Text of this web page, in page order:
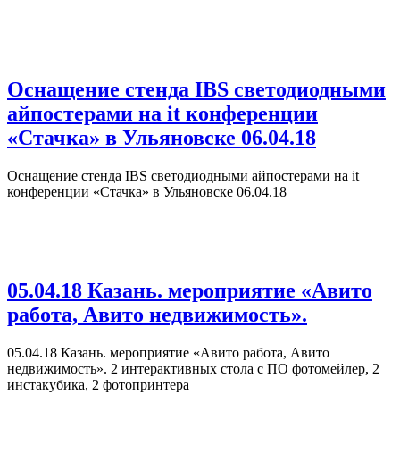
Оснащение стенда IBS светодиодными
айпостерами на it конференции
«Стачка» в Ульяновске 06.04.18
Оснащение стенда IBS светодиодными айпостерами на it
конференции «Стачка» в Ульяновске 06.04.18
05.04.18 Казань. мероприятие «Авито
работа, Авито недвижимость».
05.04.18 Казань. мероприятие «Авито работа, Авито
недвижимость». 2 интерактивных стола с ПО фотомейлер, 2
инстакубика, 2 фотопринтера